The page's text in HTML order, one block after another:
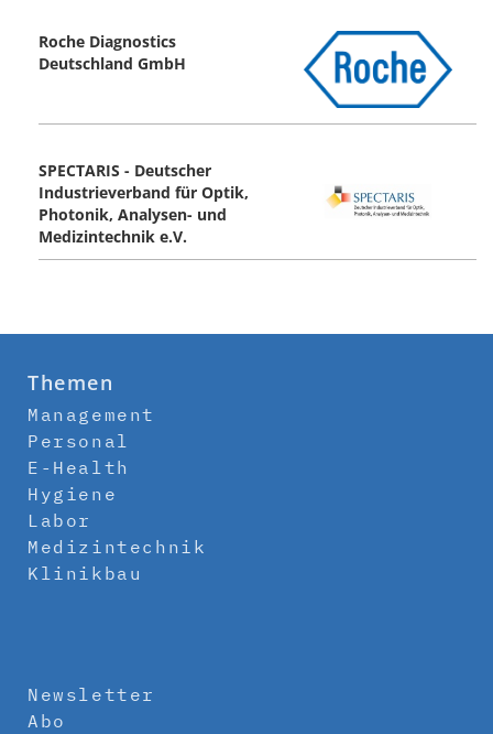
Roche Diagnostics
Deutschland GmbH
SPECTARIS - Deutscher
Industrieverband für Optik,
Photonik, Analysen- und
Medizintechnik e.V.
Themen
Management
Personal
E-Health
Hygiene
Labor
Medizintechnik
Klinikbau
Newsletter
Abo